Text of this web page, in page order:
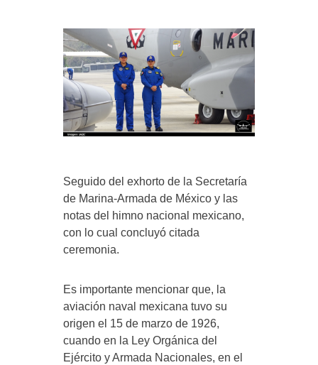
Seguido del exhorto de la Secretaría
de Marina-Armada de México y las
notas del himno nacional mexicano,
con lo cual concluyó citada
ceremonia.
Es importante mencionar que, la
aviación naval mexicana tuvo su
origen el 15 de marzo de 1926,
cuando en la Ley Orgánica del
Ejército y Armada Nacionales, en el